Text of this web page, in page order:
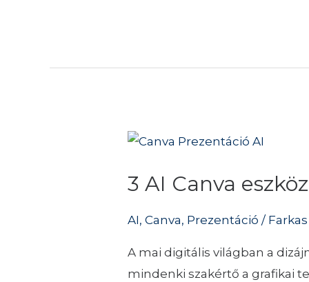
3 AI Canva
AI,Canva, Prezentáció /
A mai digitális világban a
mindenki szakértő a grafikai
3
Canva
ami
forradalmasítja
a